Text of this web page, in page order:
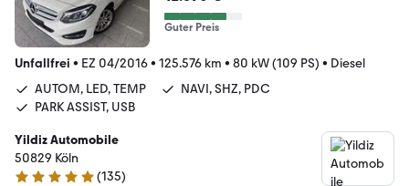
Z*PDC*PARK-ASSIS
Guter Preis
Unfallfrei • EZ 04/2016• 125.576 km • 80 kW (109 PS) • Diesel
AUTOM, LED, TEMP
NAVI, SHZ, PDC
PARK ASSIST, USB
Yildiz Automobile
50829 Köln
(135)